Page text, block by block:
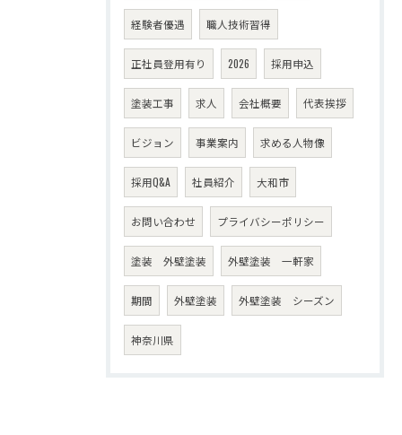
経験者優遇 職人技術習得
正社員登用有り 2026 採用申込
塗装工事 求人 会社概要 代表挨拶
ビジョン 事業案内 求める人物像
採用Q&A 社員紹介 大和市
お問い合わせ プライバシーポリシー
塗装 外壁塗装 外壁塗装 一軒家
期間 外壁塗装 外壁塗装 シーズン
神奈川県